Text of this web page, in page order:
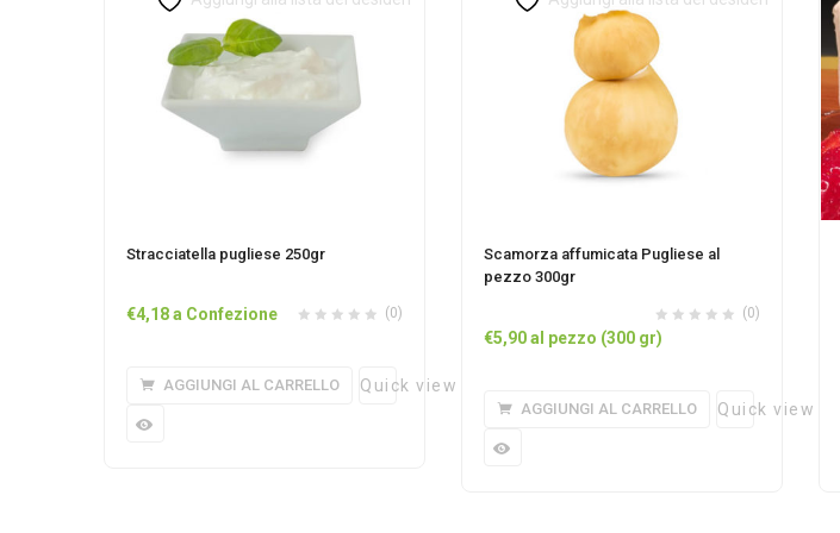
Stracciatella pugliese 250gr
(0)
€4,18a Confezione
AGGIUNGI AL CARRELLO Quick view
Scamorza affumicata Pugliese al
pezzo 300gr
(0)
€5,90al pezzo (300 gr)
AGGIUNGI AL CARRELLO Quick view